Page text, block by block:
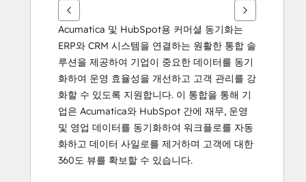
시
오.
Acumatica 및 HubSpot용 커머셜 동기화는
ERP와 CRM 시스템을 연결하는 원활한 통합 솔
루션을 제공하여 기업이 중요한 데이터를 동기
화하여 운영 효율성을 개선하고 고객 관리를 강
화할 수 있도록 지원합니다. 이 통합을 통해 기
업은 Acumatica와 HubSpot 간에 재무, 운영
및 영업 데이터를 동기화하여 워크플로를 자동
화하고 데이터 사일로를 제거하며 고객에 대한
360도 뷰를 확보할 수 있습니다.